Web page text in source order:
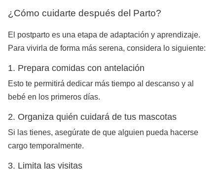
¿Cómo cuidarte después del Parto?
El postparto es una etapa de adaptación y aprendizaje.
Para vivirla de forma más serena, considera lo siguiente:
1. Prepara comidas con antelación
Esto te permitirá dedicar más tiempo al descanso y al
bebé en los primeros días.
2. Organiza quién cuidará de tus mascotas
Si las tienes, asegúrate de que alguien pueda hacerse
cargo temporalmente.
3. Limita las visitas